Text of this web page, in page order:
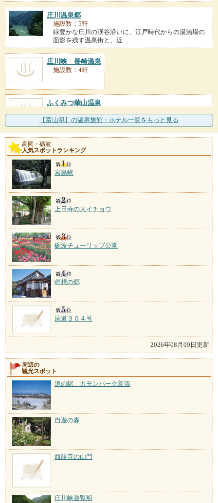
庄川温泉郷
施設数：5軒
緑豊かな庄川の渓谷沿いに、江戸時代からの湯治場の
面影を残す温泉街と、近
庄川峡 長崎温泉
施設数：4軒
ふくみつ華山温泉
立山連峰を望む田園の高台に建つ一軒宿が湯元。のど
かな村の風景を見渡す展
川合田温泉
施設数：1軒
【富山県】の温泉旅館・ホテル一覧をもっと見る
高岡・砺波
人気スポットランキング
宮島峡
上日寺の大イチョウ
砺波チューリップ公園
瞑想の郷
国道３０４号
2026年08月09日更新
周辺の
観光スポット
道の駅 カモンパーク新湊
自遊の森
西勝寺の山門
庄川峡遊覧船